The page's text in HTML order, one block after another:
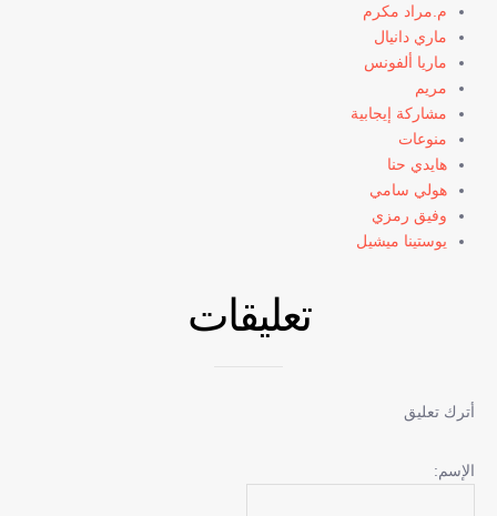
م.مراد مكرم
ماري دانيال
ماريا ألفونس
مريم
مشاركة إيجابية
منوعات
هايدي حنا
هولي سامي
وفيق رمزي
يوستينا ميشيل
تعليقات
أترك تعليق
الإسم: